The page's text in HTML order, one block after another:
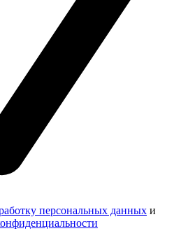
персональных данных и